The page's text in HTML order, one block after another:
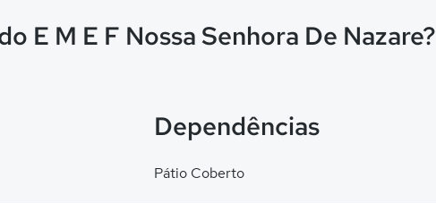
E M E F Nossa Senhora De Nazare?
Dependências
Pátio Coberto